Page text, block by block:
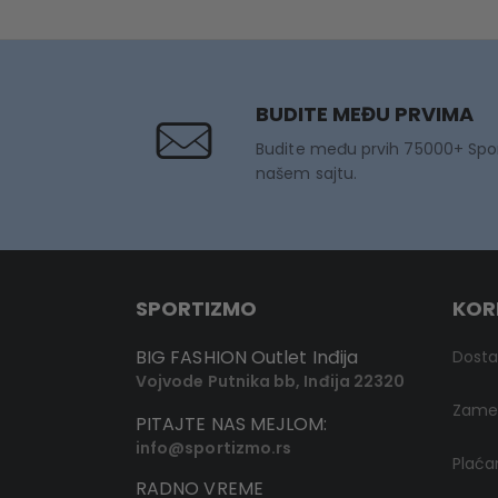
BUDITE MEĐU PRVIMA
Budite među prvih 75000+
našem sajtu.
SPORTIZMO
BIG FASHION Outlet Inđija
Vojvode Putnika bb, Inđija 22320
PITAJTE NAS MEJLOM:
info@sportizmo.rs
RADNO VREME